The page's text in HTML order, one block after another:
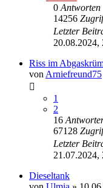
0Antworten
14256
Letzter
20.08.2024,
Riss im
vonArniefreund75
1
2
16
67128
Letzter
21.07.2024,
Dieseltank